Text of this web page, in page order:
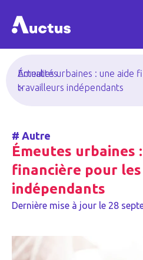
Actualités
>
Émeutes urbaines : une aide
travailleurs indépendants
# Autre
Émeutes urbaines
financière pour
indépendants
Dernière mise à jour le 28